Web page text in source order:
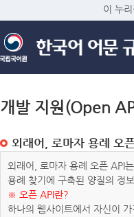
이 누
개발 지원(Open
외래어, 로마자 용례 오
외래어, 로마자 용례 오픈 API
용례 찾기에 구축된 양질의 정
※ 오픈 API란?
하나의 웹사이트에서 자신이